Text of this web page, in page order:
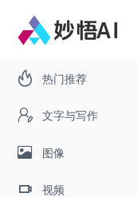
热门推荐
文字与写作
图像
视频